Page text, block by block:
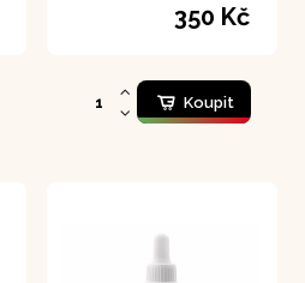
350 Kč
Koupit